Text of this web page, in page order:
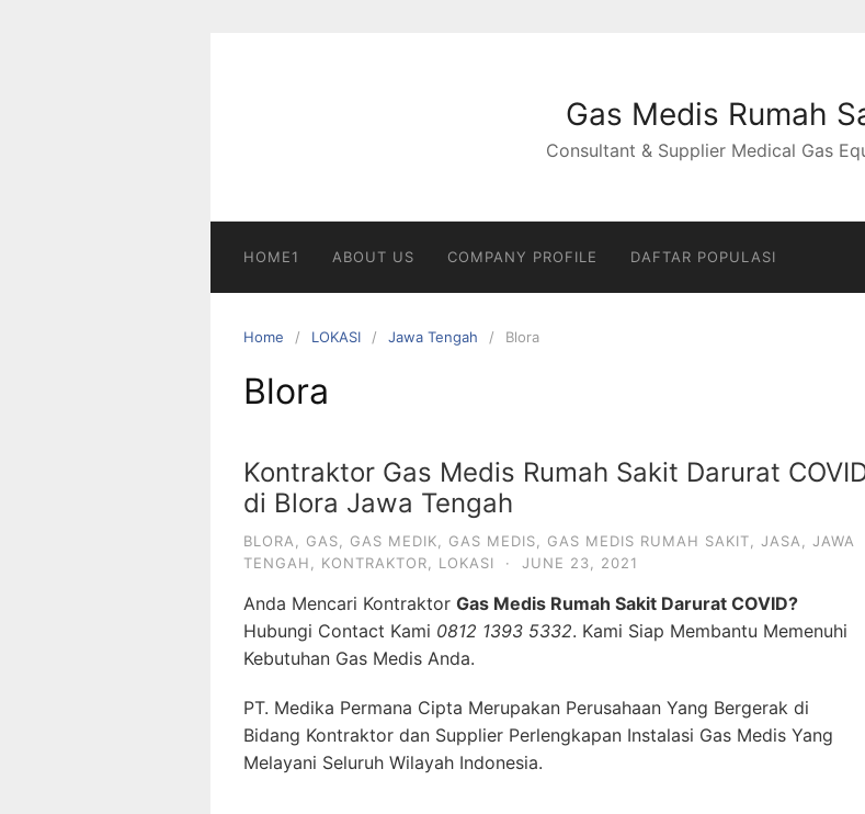
Gas Medis Rumah
Consultant & Supplier Medical Gas
HOME1 ABOUT US COMPANY PROFILE DAFTAR POPULASI
Home LOKASI Jawa Tengah Blora
Blora
Kontraktor Gas Medis Rumah Sakit Darurat
di Blora Jawa Tengah
BLORA GAS GAS MEDIK GAS MEDIS GAS MEDIS RUMAH SAKIT JASA
JAWA
TENGAH
KONTRAKTOR LOKASI · JUNE 23, 2021
Anda Mencari Kontraktor Gas Medis Rumah Sakit Darurat COVID?
Hubungi Contact Kami 0812 1393 5332. Kami Siap Membantu Memenuhi
Kebutuhan Gas Medis Anda.
PT. Medika Permana Cipta Merupakan Perusahaan Yang Bergerak di
Bidang Kontraktor dan Supplier Perlengkapan Instalasi Gas Medis Yang
Melayani Seluruh Wilayah Indonesia.